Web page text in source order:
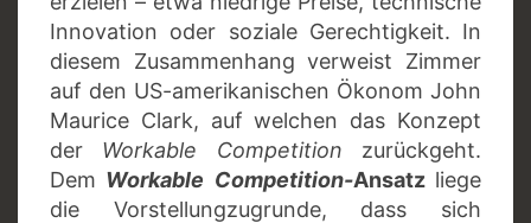
Innovation oder soziale Gerechtigkeit. In
diesem Zusammenhang verweist Zimmer
auf den US-amerikanischen Ökonom John
Maurice Clark, auf welchen das Konzept
der Workable Competition zurückgeht.
Dem Workable Competition-Ansatz liege
die Vorstellungzugrunde, dass sich